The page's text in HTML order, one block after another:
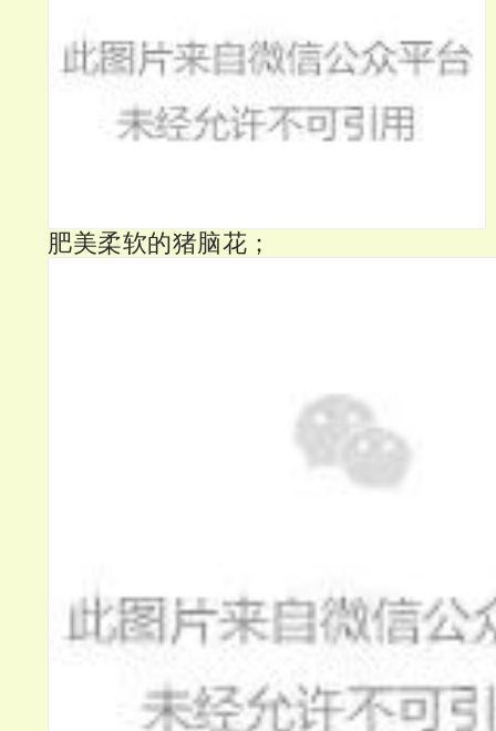
肥美柔软的猪脑花；